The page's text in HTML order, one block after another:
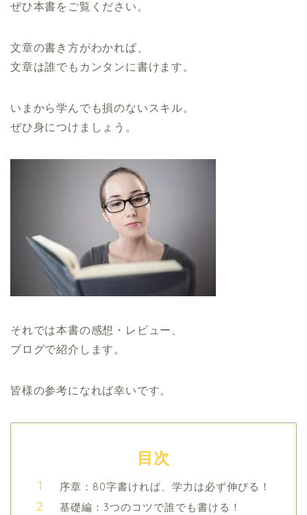
ぜひ本書をご覧ください。
文章の書き方がわかれば、
文章は誰でもカンタンに書けます。
いまから学んでも損のないスキル。
ぜひ身につけましょう。
それでは本書の感想・レビュー、
ブログで紹介します。
皆様の参考になれば幸いです。
目次
序章：80字書ければ、学力は必ず伸びる！
基礎編：3つのコツで誰でも書ける！